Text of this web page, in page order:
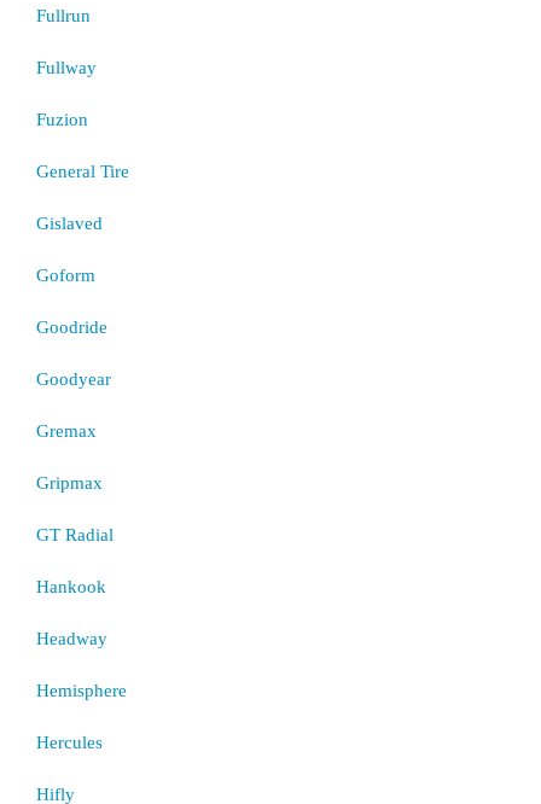
Fullrun
Fullway
Fuzion
General Tire
Gislaved
Goform
Goodride
Goodyear
Gremax
Gripmax
GT Radial
Hankook
Headway
Hemisphere
Hercules
Hifly